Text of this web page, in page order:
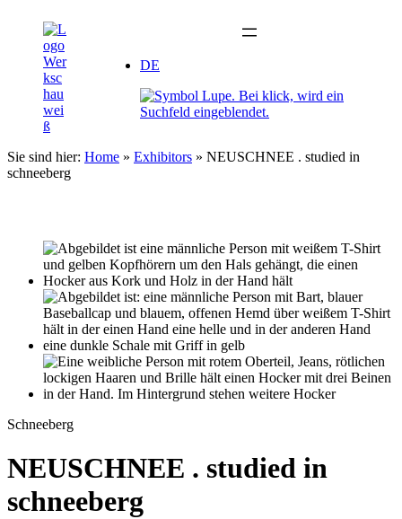
springen
DE
Sie sind hier: Home » Exhibitors » NEUSCHNEE . studied in
schneeberg
Schneeberg
NEUSCHNEE . studied in
schneeberg